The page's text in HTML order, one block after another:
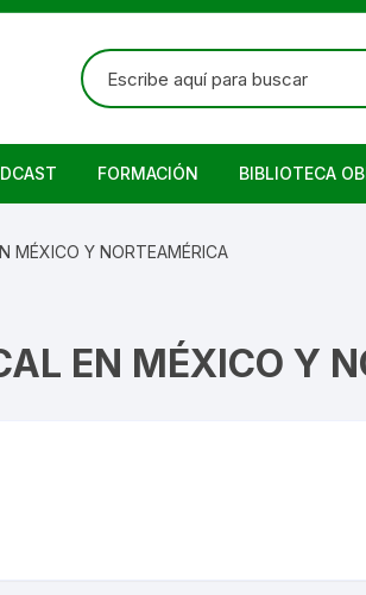
Buscar:
FORMACIÓN BIBLIOTECA
MÉXICO Y NORTEAMÉRICA
EN MÉXICO Y